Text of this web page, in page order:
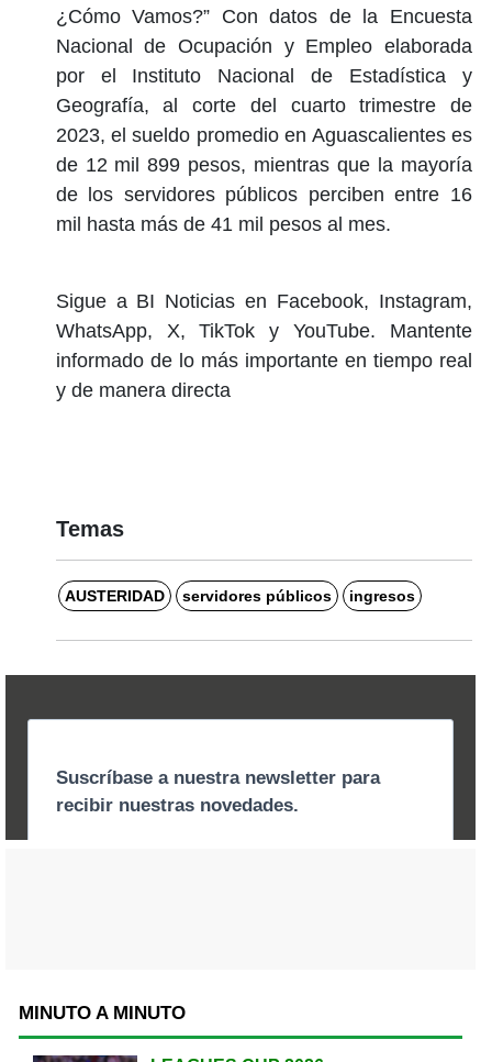
¿Cómo Vamos?” Con datos de la Encuesta
Nacional de Ocupación y Empleo elaborada
por el Instituto Nacional de Estadística y
Geografía, al corte del cuarto trimestre de
2023, el sueldo promedio en Aguascalientes es
de 12 mil 899 pesos, mientras que la mayoría
de los servidores públicos perciben entre 16
mil hasta más de 41 mil pesos al mes.
Sigue a BI Noticias en Facebook, Instagram,
WhatsApp, X, TikTok y YouTube. Mantente
informado de lo más importante en tiempo real
y de manera directa
Temas
AUSTERIDAD servidores públicos ingresos
MINUTO A MINUTO